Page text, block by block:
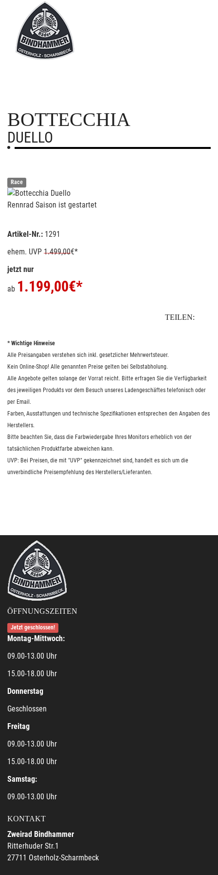
BOTTECCHIA
DUELLO
Race
Rennrad Saison ist gestartet
Artikel-Nr.: 1291
ehem. UVP 1.499,00€*
jetzt nur
ab 1.199,00€*
TEILEN:
* Wichtige Hinweise
Alle Preisangaben verstehen sich inkl. gesetzlicher Mehrwertsteuer.
Kein Online-Shop! Alle genannten Preise gelten bei Selbstabholung.
Alle Angebote gelten solange der Vorrat reicht. Bitte erfragen Sie die Verfügbarkeit
des jeweiligen Produkts vor dem Besuch unseres Ladengeschäftes telefonisch oder
per Email.
Farben, Ausstattungen und technische Spezifikationen entsprechen den Angaben des
Herstellers.
Bitte beachten Sie, dass die Farbwiedergabe Ihres Monitors erheblich von der
tatsächlichen Produktfarbe abweichen kann.
UVP: Bei Preisen, die mit "UVP" gekennzeichnet sind, handelt es sich um die
unverbindliche Preisempfehlung des Herstellers/Lieferanten.
ÖFFNUNGSZEITEN
Jetzt geschlossen!
Montag-Mittwoch:
09.00-13.00 Uhr
15.00-18.00 Uhr
Donnerstag
Geschlossen
Freitag
09.00-13.00 Uhr
15.00-18.00 Uhr
Samstag:
09.00-13.00 Uhr
KONTAKT
Zweirad Bindhammer
Ritterhuder Str.1
27711 Osterholz-Scharmbeck